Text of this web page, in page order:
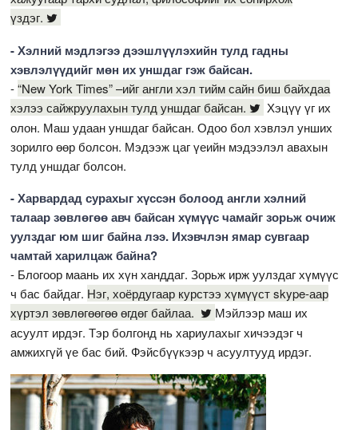
үздэг.
- Хэлний мэдлэгээ дээшлүүлэхийн тулд гадны
хэвлэлүүдийг мөн их уншдаг гэж байсан.
-“New York Times” –ийг англи хэл тийм сайн биш байхдаа
хэлээ сайжруулахын тулд уншдаг байсан.
Хэцүү үг их
олон. Маш удаан уншдаг байсан. Одоо бол хэвлэл унших
зорилго өөр болсон. Мэдээж цаг үеийн мэдээлэл авахын
тулд уншдаг болсон.
- Харвардад сурахыг хүссэн болоод англи хэлний
талаар зөвлөгөө авч байсан хүмүүс чамайг зорьж очиж
уулздаг юм шиг байна лээ. Ихэвчлэн ямар сувгаар
чамтай харилцаж байна?
- Блогоор маань их хүн ханддаг. Зорьж ирж уулздаг хүмүүс
ч бас байдаг. Нэг, хоёрдугаар курстээ хүмүүст skype-аар
хүртэл зөвлөгөөгөө өгдөг байлаа.
Мэйлээр маш их
асуулт ирдэг. Тэр болгонд нь хариулахыг хичээдэг ч
амжихгүй үе бас бий. Фэйсбүүкээр ч асуултууд ирдэг.